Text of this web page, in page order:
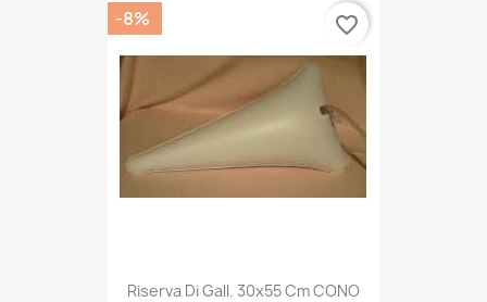
Riserva Di Gall. 30x55 Cm CONO
-8% favorite_border